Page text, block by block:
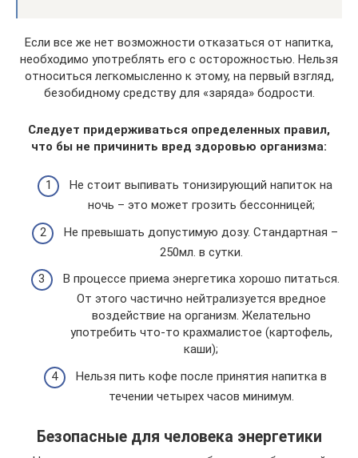
Если все же нет возможности отказаться от напитка,
необходимо употреблять его с осторожностью. Нельзя
относиться легкомысленно к этому, на первый взгляд,
безобидному средству для «заряда» бодрости.
Следует придерживаться определенных правил,
что бы не причинить вред здоровью организма:
Не стоит выпивать тонизирующий напиток на
ночь – это может грозить бессонницей;
Не превышать допустимую дозу. Стандартная –
250мл. в сутки.
В процессе приема энергетика хорошо питаться.
От этого частично нейтрализуется вредное
воздействие на организм. Желательно
употребить что-то крахмалистое (картофель,
каши);
Нельзя пить кофе после принятия напитка в
течении четырех часов минимум.
Безопасные для человека энергетики